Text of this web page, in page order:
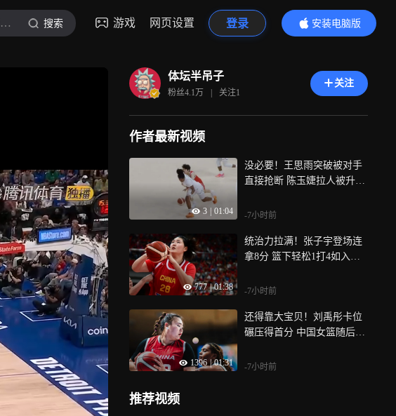
体坛半吊子 搜索 游戏 网页设置 登录
安装电脑版
内容更精彩
体坛半吊子
粉丝4.1万 | 关注1
关注
作者最新视频
3 01:04
没必要！王思雨突破被对手
直接抢断 陈玉婕拉人被升级
-7小时前
777 | 01:38
统治力拉满！张子宇登场连
拿8分 篮下轻松1打4如入无
-7小时前
1396 | 01:31
还得靠大宝贝！刘禹彤卡位
碾压得首分 中国女篮随后突
-7小时前
推荐视频